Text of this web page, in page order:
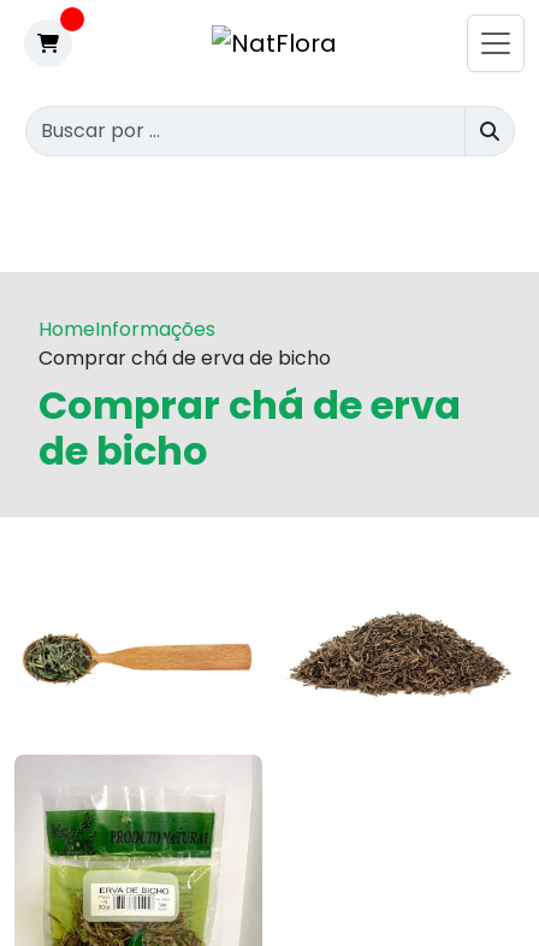
HomeInformações
Comprar chá de erva de bicho
Comprar chá de erva
de bicho